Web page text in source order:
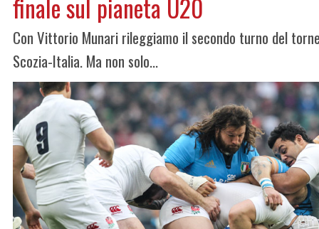
finale sul pianeta U20
Con Vittorio Munari rileggiamo il secondo turno del
Scozia-Italia. Ma non solo...